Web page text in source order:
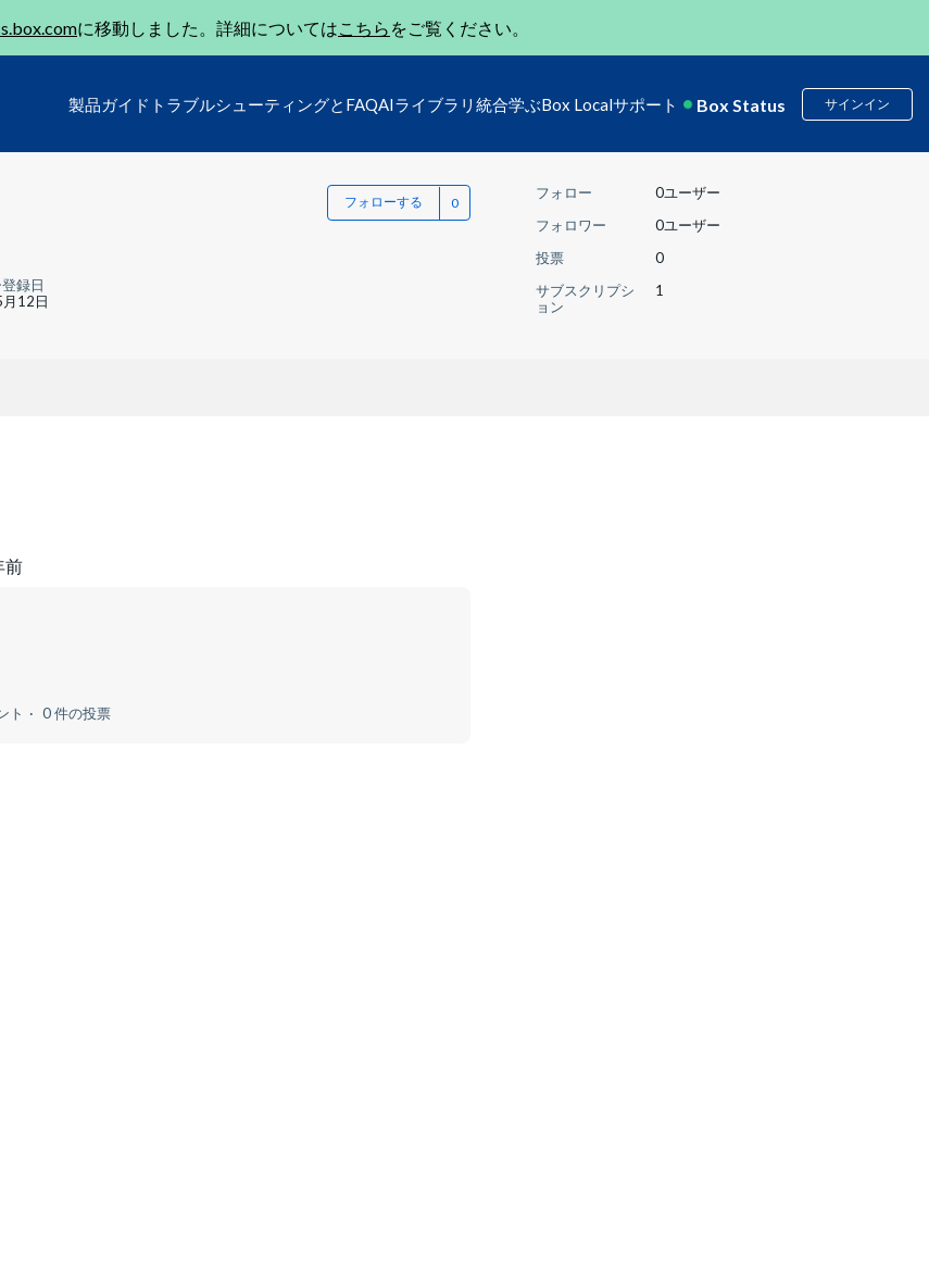
に移動しました。詳細についてはこちら をご覧ください。
製品ガイド トラブルシューティングとFAQAIライブラリ 統合学ぶBox Localサポート Box Status サインイン
フォローする
録日
12日
フォロー
0ユーザー
フォロワー
0ユーザー
投票
0
サブスクリプシ
ョン
1
前
ト 0 件の投票